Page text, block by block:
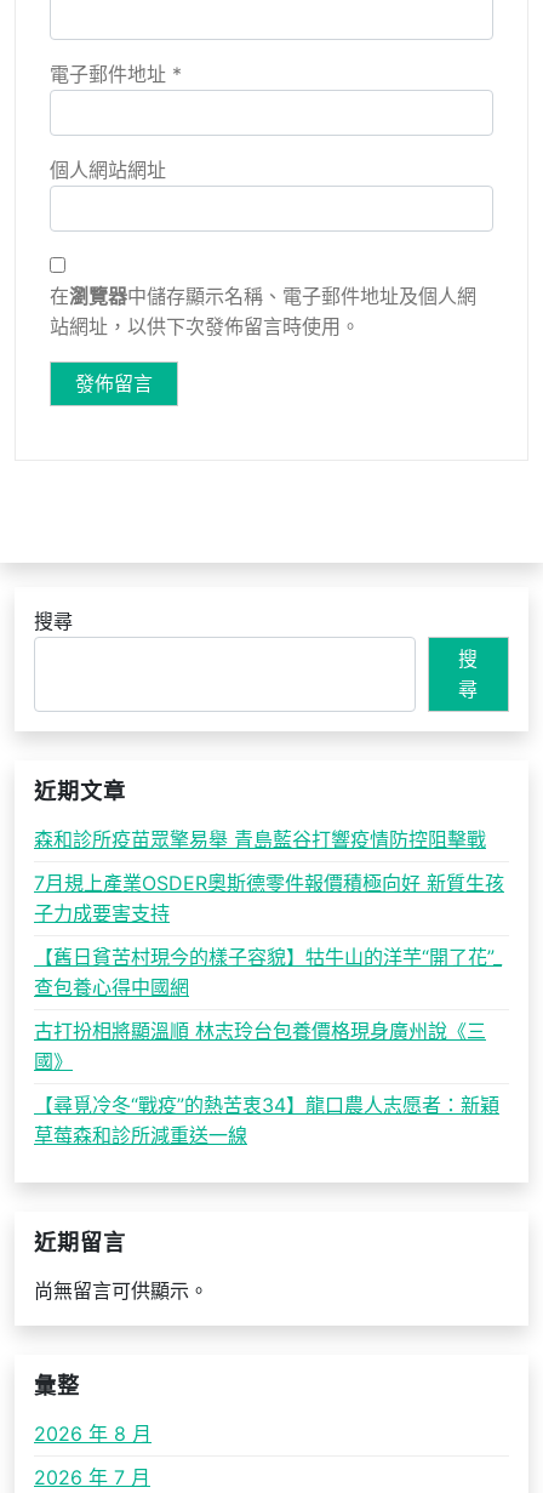
電子郵件地址 *
個人網站網址
在瀏覽器中儲存顯示名稱、電子郵件地址及個人網
站網址，以供下次發佈留言時使用。
搜尋
搜
尋
近期文章
森和診所疫苗眾擎易舉 青島藍谷打響疫情防控阻擊戰
7月規上產業OSDER奧斯德零件報價積極向好 新質生孩
子力成要害支持
【舊日貧苦村現今的樣子容貌】牯牛山的洋芋“開了花”_
查包養心得中國網
古打扮相將顯溫順 林志玲台包養價格現身廣州說《三
國》
【尋覓冷冬“戰疫”的熱苦衷34】龍口農人志愿者：新穎
草莓森和診所減重送一線
近期留言
尚無留言可供顯示。
彙整
2026 年 8 月
2026 年 7 月